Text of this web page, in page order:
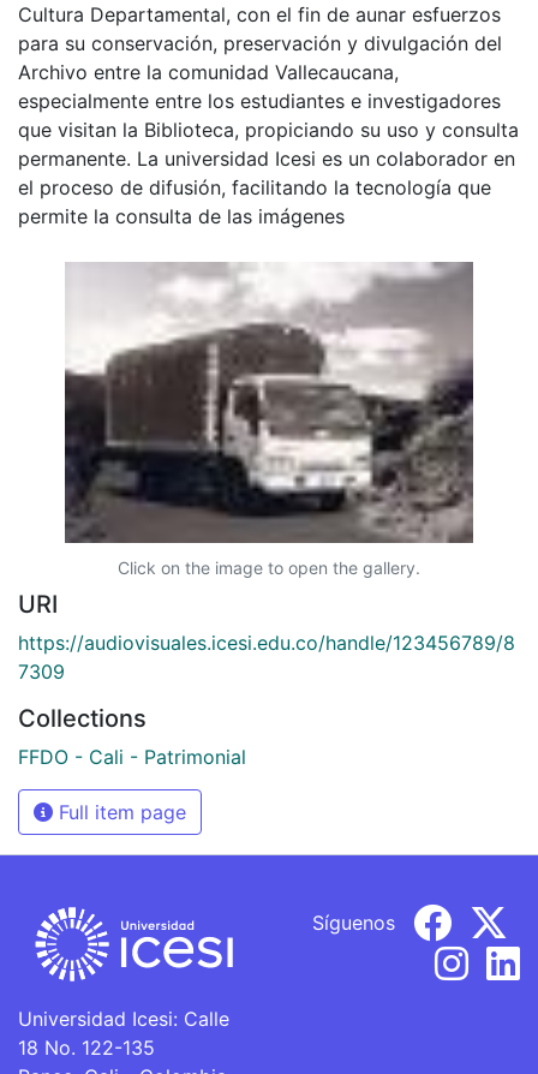
Cultura Departamental, con el fin de aunar esfuerzos
para su conservación, preservación y divulgación del
Archivo entre la comunidad Vallecaucana,
especialmente entre los estudiantes e investigadores
que visitan la Biblioteca, propiciando su uso y consulta
permanente. La universidad Icesi es un colaborador en
el proceso de difusión, facilitando la tecnología que
permite la consulta de las imágenes
Click on the image to open the gallery.
URI
https://audiovisuales.icesi.edu.co/handle/123456789/8
7309
Collections
FFDO - Cali - Patrimonial
Full item page
Universidad Icesi: Calle
18 No. 122-135
Síguenos